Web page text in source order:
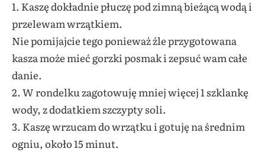
1. Kaszę dokładnie płuczę pod zimną bieżącą wodą i
przelewam wrzątkiem.
Nie pomijajcie tego ponieważ źle przygotowana
kasza może mieć gorzki posmak i zepsuć wam całe
danie.
2. W rondelku zagotowuję mniej więcej 1 szklankę
wody, z dodatkiem szczypty soli.
3. Kaszę wrzucam do wrzątku i gotuję na średnim
ogniu, około 15 minut.